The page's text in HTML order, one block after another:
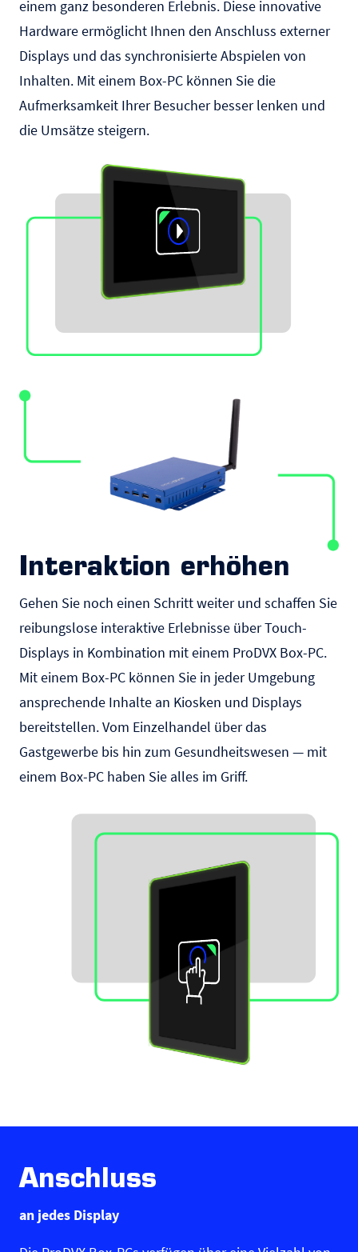
einem ganz besonderen Erlebnis. Diese innovative
Hardware ermöglicht Ihnen den Anschluss externer
Displays und das synchronisierte Abspielen von
Inhalten. Mit einem Box-PC können Sie die
Aufmerksamkeit Ihrer Besucher besser lenken und
die Umsätze steigern.
Interaktion erhöhen
Gehen Sie noch einen Schritt weiter und schaffen Sie
reibungslose interaktive Erlebnisse überTouch-
Displays in Kombination mit einem ProDVX Box-PC.
Mit einem Box-PC können Sie in jeder Umgebung
ansprechende Inhalte an Kiosken und Displays
bereitstellen. Vom Einzelhandel über das
Gastgewerbe bis hin zum Gesundheitswesen — mit
einem Box-PC haben Sie alles im Griff.
Anschluss
an jedes Display